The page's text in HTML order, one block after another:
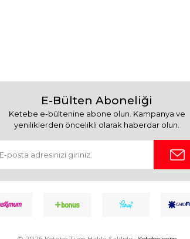
E-Bülten Aboneliği
Ketebe e-bültenine abone olun. Kampanya ve
yeniliklerden öncelikli olarak haberdar olun.